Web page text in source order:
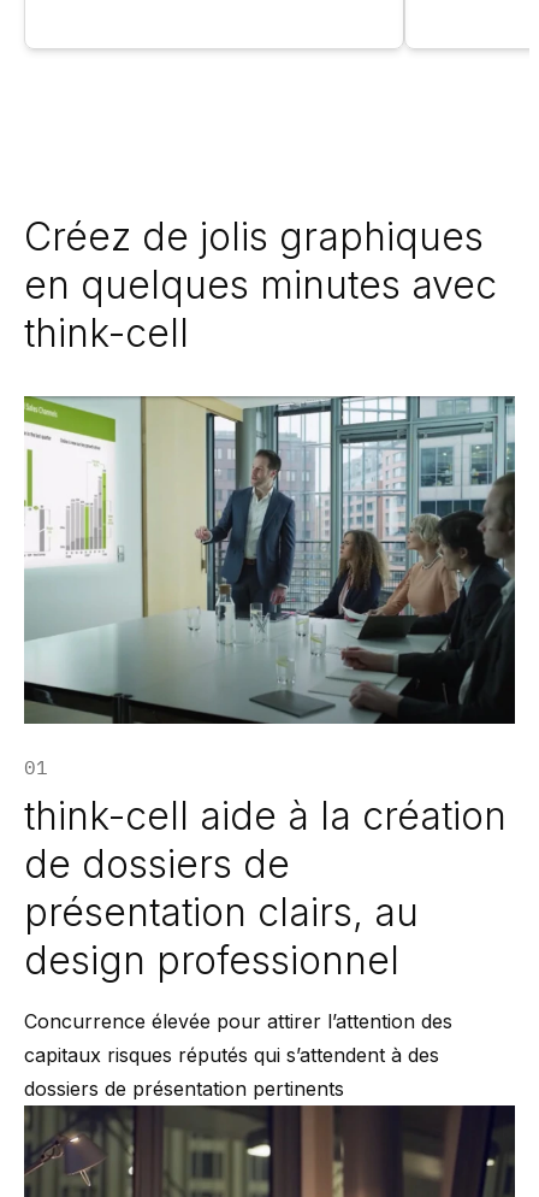
Créez de jolis graphiques
en quelques minutes avec
think-cell
01
think-cell aide à la création
de dossiers de
présentation clairs, au
design professionnel
Concurrence élevée pour attirer l’attention des
capitaux risques réputés qui s’attendent à des
dossiers de présentation pertinents